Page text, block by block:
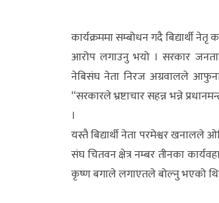
कार्यक्रममा सम्बोधन गदै बिद्यार्थी
आरोप लगाउनु भयो । सरकार
नेबिसंघ नेता निरज अग्रवालले आफुना
“सरकारले भ्रष्टाचार सहन्न भन्ने
।
यस्तै बिद्यार्थी नेता परमेश्वर खनालले
संघ चितवन क्षेत्र नम्बर तीनका
कृष्ण बगाले लगाएतले बोल्नु भएको